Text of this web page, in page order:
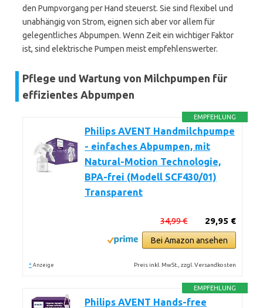
den Pumpvorgang per Hand steuerst. Sie sind flexibel und
unabhängig von Strom, eignen sich aber vor allem für
gelegentliches Abpumpen. Wenn Zeit ein wichtiger Faktor
ist, sind elektrische Pumpen meist empfehlenswerter.
Pflege und Wartung von Milchpumpen für
effizientes Abpumpen
EMPFEHLUNG
Philips AVENT Handmilchpumpe
- einfaches Abpumpen, mit
Natural-Motion Technologie,
BPA-frei (Modell SCF430/01)
Transparent
29,95 €
34,99 €
Bei Amazon ansehen
* Anzeige Preis inkl. MwSt., zzgl. Versandkosten
EMPFEHLUNG
Philips AVENT Hands-free